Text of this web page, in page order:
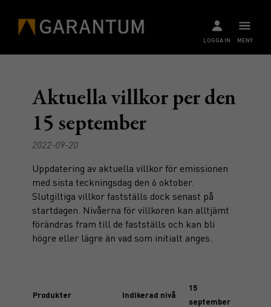
MENY
LOGGA IN
Aktuella villkor per den
15 september
2022-09-20
Uppdatering av aktuella villkor för emissionen
med sista teckningsdag den 6 oktober.
Slutgiltiga villkor fastställs dock senast på
startdagen. Nivåerna för villkoren kan alltjämt
förändras fram till de fastställs och kan bli
högre eller lägre än vad som initialt anges.
Produkter Indikerad nivå
15
september